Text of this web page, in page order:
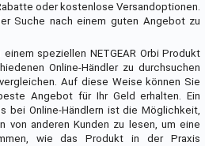
oder kostenlose Versandoptionen.
Suche nach einem guten Angebot zu
speziellen NETGEAR Orbi Produkt
Online-Händler zu durchsuchen
Auf diese Weise können Sie
Angebot für Ihr Geld erhalten. Ein
bei Online-Händlern ist die Möglichkeit,
von anderen Kunden zu lesen, um eine
wie das Produkt in der Praxis